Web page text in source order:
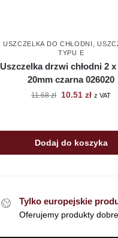
USZCZELKA DO CHŁODNI ,
TYPU E
Uszczelka drzwi chłodni 2 x
20mm czarna 026020
11.68zł 10.51zł z VAT
Dodaj do koszyka
Tylko europejskie
Oferujemy produkty